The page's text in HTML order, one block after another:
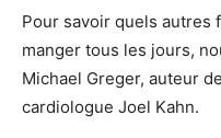
Pour savoir quels autres
manger tous les jours,
Michael Greger, auteur
cardiologue Joel Kahn.